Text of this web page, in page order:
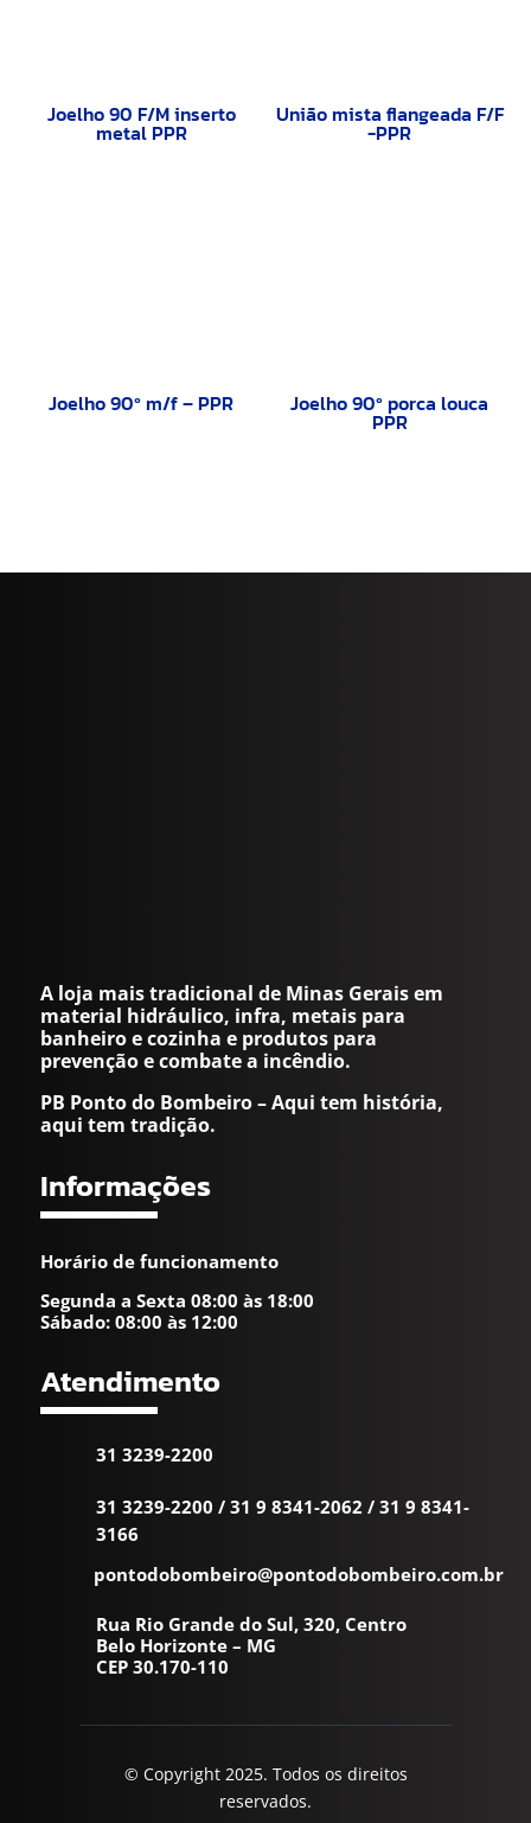
Joelho 90 F/M inserto
metal PPR
União mista flangeada F/F
-PPR
Joelho 90º m/f – PPR Joelho 90º porca louca
PPR
A loja mais tradicional de Minas Gerais em
material hidráulico, infra, metais para
banheiro e cozinha e produtos para
prevenção e combate a incêndio.
PB Ponto do Bombeiro – Aqui tem história,
aqui tem tradição.
Informações
Horário de funcionamento
Segunda a Sexta 08:00 às 18:00
Sábado: 08:00 às 12:00
Atendimento
31 3239-2200
31 3239-2200 / 31 9 8341-2062 / 31 9 8341-
3166
pontodobombeiro@pontodobombeiro.com.br
Rua Rio Grande do Sul, 320, Centro
Belo Horizonte – MG
CEP 30.170-110
© Copyright 2025. Todos os direitos
reservados.